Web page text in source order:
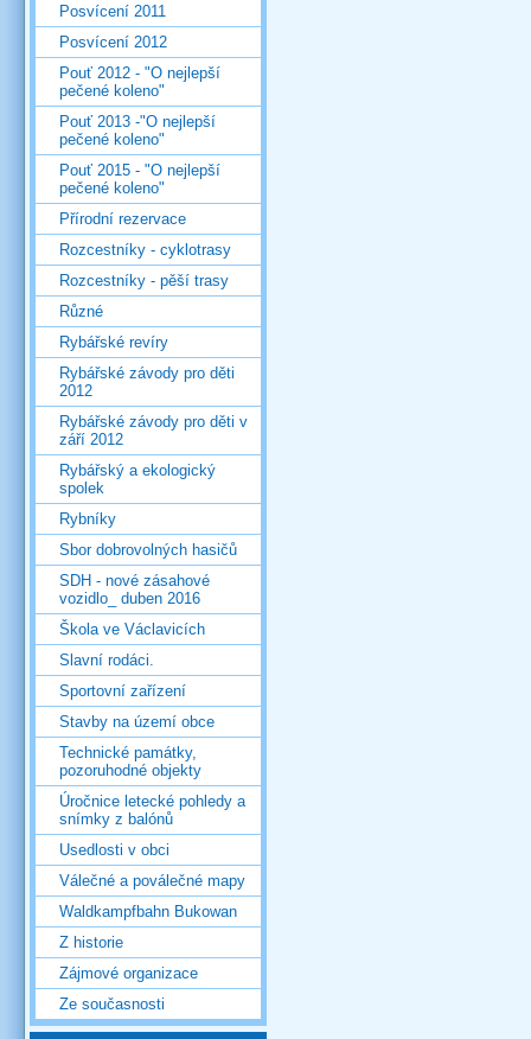
Posvícení 2011
Posvícení 2012
Pouť 2012 - "O nejlepší
pečené koleno"
Pouť 2013 -"O nejlepší
pečené koleno"
Pouť 2015 - "O nejlepší
pečené koleno"
Přírodní rezervace
Rozcestníky - cyklotrasy
Rozcestníky - pěší trasy
Různé
Rybářské revíry
Rybářské závody pro děti
2012
Rybářské závody pro děti v
září 2012
Rybářský a ekologický
spolek
Rybníky
Sbor dobrovolných hasičů
SDH - nové zásahové
vozidlo_ duben 2016
Škola ve Václavicích
Slavní rodáci.
Sportovní zařízení
Stavby na území obce
Technické památky,
pozoruhodné objekty
Úročnice letecké pohledy a
snímky z balónů
Usedlosti v obci
Válečné a poválečné mapy
Waldkampfbahn Bukowan
Z historie
Zájmové organizace
Ze současnosti